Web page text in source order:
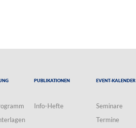
Publikationen
Info-Hefte
Event-Kalender
Seminare
Termine